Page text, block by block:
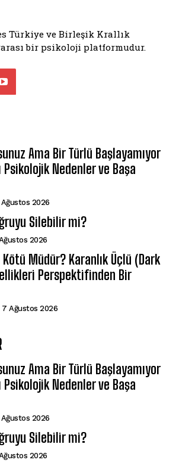
Türkiye ve Birleşik Krallık
bir psikoloji platformudur.
Ama Bir Türlü Başlayamıyor
Psikolojik Nedenler ve Başa
2026
Silebilir mi?
2026
Müdür? Karanlık Üçlü (Dark
Perspektifinden Bir
7 Ağustos 2026
Ama Bir Türlü Başlayamıyor
Psikolojik Nedenler ve Başa
2026
Silebilir mi?
2026